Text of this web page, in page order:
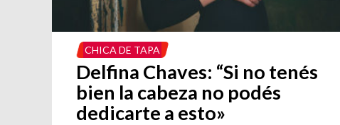
CHICA DE TAPA
Delfina Chaves: “Si no tenés
bien la cabeza no podés
dedicarte a esto»